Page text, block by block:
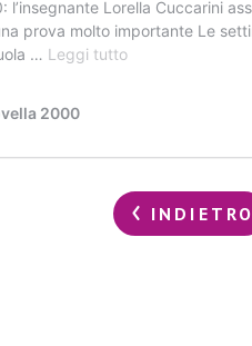
INDIETRO